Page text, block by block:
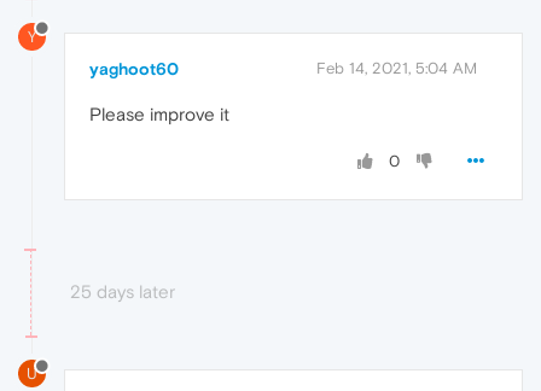
Y
yaghoot60 Feb 14, 2021, 5:04 AM
Please improve it
0
25 days later
U